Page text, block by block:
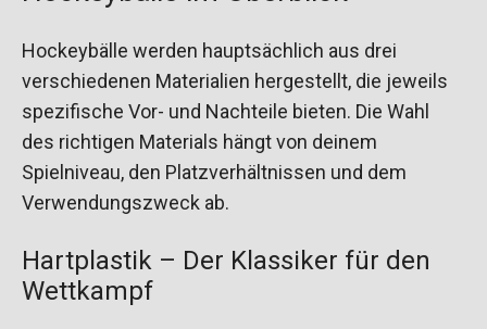
Hockeybälle werden hauptsächlich aus drei
verschiedenen Materialien hergestellt, die jeweils
spezifische Vor- und Nachteile bieten. Die Wahl
des richtigen Materials hängt von deinem
Spielniveau, den Platzverhältnissen und dem
Verwendungszweck ab.
Hartplastik – Der Klassiker für den
Wettkampf